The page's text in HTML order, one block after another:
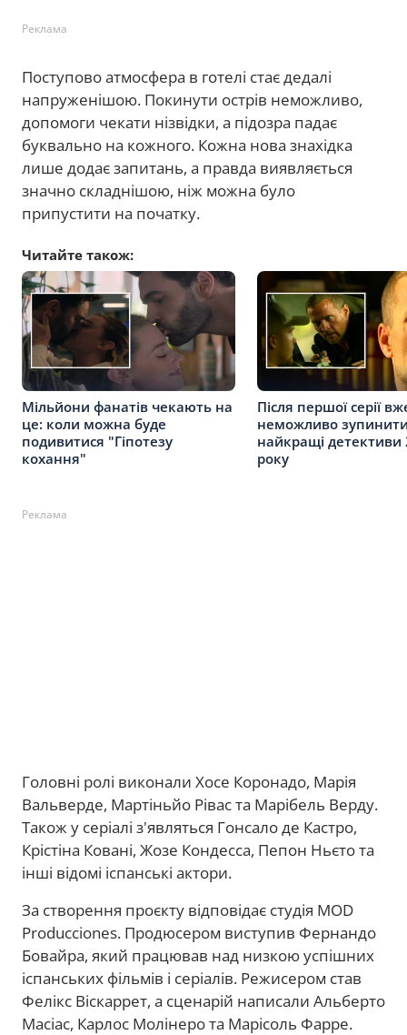
Реклама
Поступово атмосфера в готелі стає дедалі
напруженішою. Покинути острів неможливо,
допомоги чекати нізвідки, а підозра падає
буквально на кожного. Кожна нова знахідка
лише додає запитань, а правда виявляється
значно складнішою, ніж можна було
припустити на початку.
Читайте також:
Мільйони фанатів чекають на
це: коли можна буде
подивитися "Гіпотезу
кохання"
Після першої серії
неможливо
найкращі детективи
року
Реклама
Головні ролі виконали Хосе Коронадо, Марія
Вальверде, Мартіньйо Рівас та Марібель Верду.
Також у серіалі з'являться Гонсало де Кастро,
Крістіна Ковані, Жозе Кондесса, Пепон Ньєто та
інші відомі іспанські актори.
За створення проєкту відповідає студія MOD
Producciones. Продюсером виступив Фернандо
Бовайра, який працював над низкою успішних
іспанських фільмів і серіалів. Режисером став
Фелікс Віскаррет, а сценарій написали Альберто
Масіас, Карлос Молінеро та Марісоль Фарре.